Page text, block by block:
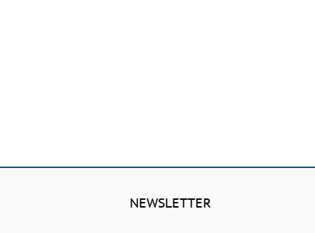
NEWSLETTER